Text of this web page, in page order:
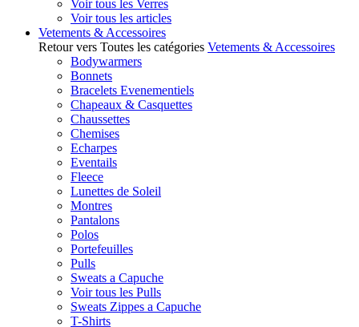
Voir tous les Verres
Voir tous les articles
Vetements & Accessoires
Retour vers Toutes les catégories Vetements & Accessoires
Bodywarmers
Bonnets
Bracelets Evenementiels
Chapeaux & Casquettes
Chaussettes
Chemises
Echarpes
Eventails
Fleece
Lunettes de Soleil
Montres
Pantalons
Polos
Portefeuilles
Pulls
Sweats a Capuche
Voir tous les Pulls
Sweats Zippes a Capuche
T-Shirts